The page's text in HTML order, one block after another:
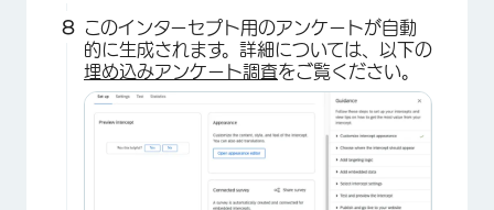
このインターセプト用のアンケートが自動
的に生成されます。詳細については、以下の
埋め込みアンケート調査をご覧ください。